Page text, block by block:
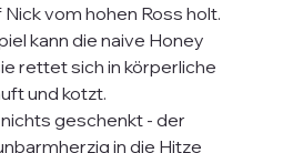
vom hohen Ross holt.
kann die naive Honey
rettet sich in körperliche
und kotzt.
geschenkt - der
in die Hitze